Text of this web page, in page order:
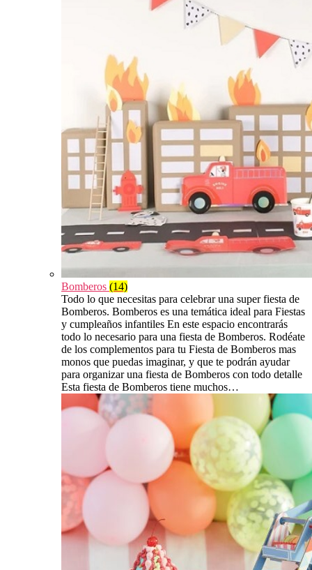
Bomberos (14)
Todo lo que necesitas para celebrar una super fiesta de
Bomberos. Bomberos es una temática ideal para Fiestas
y cumpleaños infantiles En este espacio encontrarás
todo lo necesario para una fiesta de Bomberos. Rodéate
de los complementos para tu Fiesta de Bomberos mas
monos que puedas imaginar, y que te podrán ayudar
para organizar una fiesta de Bomberos con todo detalle
Esta fiesta de Bomberos tiene muchos…